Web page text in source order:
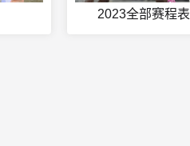
2023全部赛程表